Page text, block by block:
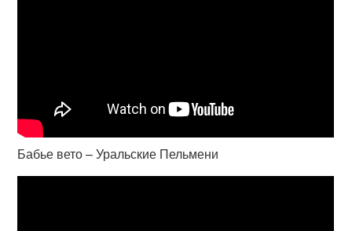
Бабье вето – Уральские Пельмени